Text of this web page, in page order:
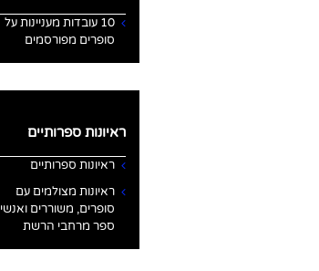
10 עובדות מעניינות על
סופרים מפורסמים
ראיונות ספרותיים
ראיונות ספרותיים
ראיונות מצולמים עם
סופרים, משוררים ואנשי
ספר מרחבי הרשת